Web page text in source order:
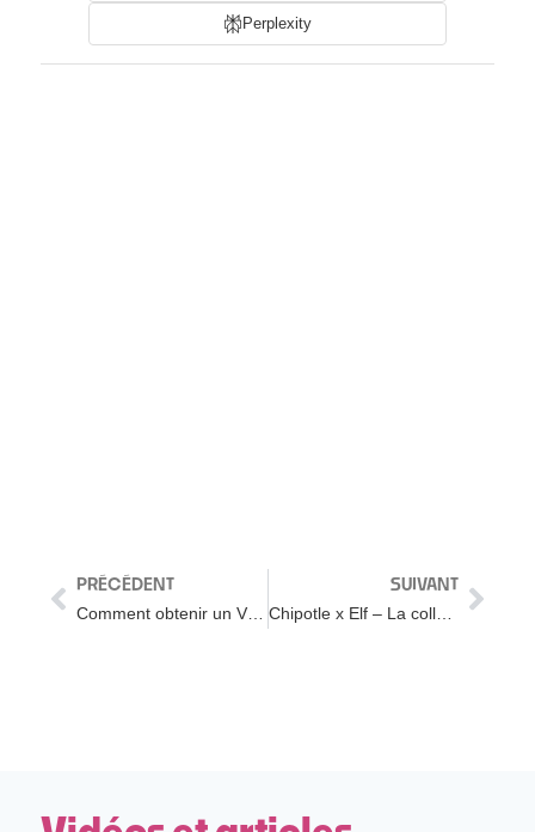
Perplexity
PRÉCÉDENT SUIVANT
Chipotle x Elf – La collaboration chelou qui cartonne aux US #SHORTS